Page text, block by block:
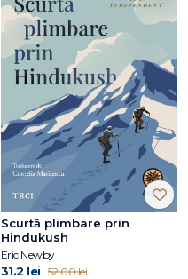
Scurtă plimbare prin
Hindukush
Eric Newby
31.2 lei 52.00 lei